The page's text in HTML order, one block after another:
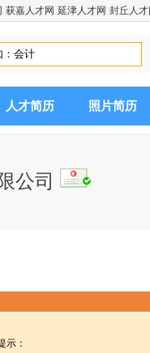
获嘉人才网 延津人才网 封丘人才
人才简历 照片简历
公司
示：